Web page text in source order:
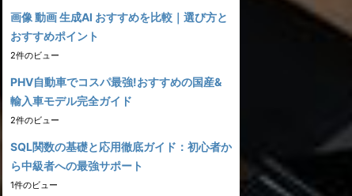
画像 動画 生成AI おすすめを比較｜選び方と
おすすめポイント
2件のビュー
PHV自動車でコスパ最強!おすすめの国産&
輸入車モデル完全ガイド
2件のビュー
SQL関数の基礎と応用徹底ガイド：初心者か
ら中級者への最強サポート
1件のビュー